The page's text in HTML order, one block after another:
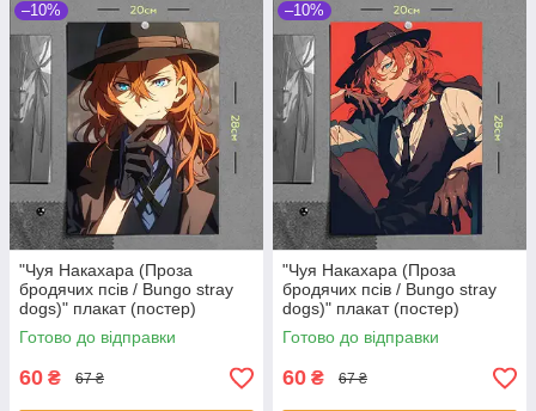
–10%
"Чуя Накахара (Проза
бродячих псів / Bungo stray
dogs)" плакат (постер)
розміром А4 (20х28см)
Готово до відправки
60 ₴ 67 ₴
–10%
"Чуя Накахара (Проза
бродячих псів / Bungo stray
dogs)" плакат (постер)
розміром А4 (20х28см)
Готово до відправки
60 ₴ 67 ₴